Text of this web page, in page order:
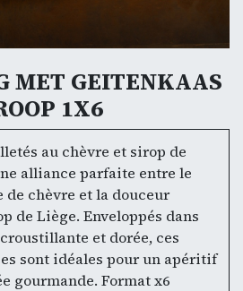
MET GEITENKAAS
1X6
au chèvre et sirop de
alliance parfaite entre le
chèvre et la douceur
de Liège. Enveloppés dans
et dorée, ces
sont idéales pour un apéritif
gourmande. Format x6